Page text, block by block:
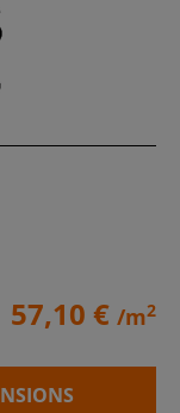
57,10 € /m2